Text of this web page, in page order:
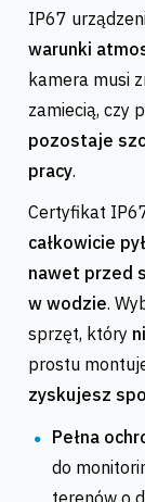
IP67
warunki
kamera musi
zamiecią, czy
pozostaje
pracy.
Certyfikat
całkowicie
nawet przed
w wodzie.
sprzęt, który
prostu
zyskujesz
Pełna
do
terenów o